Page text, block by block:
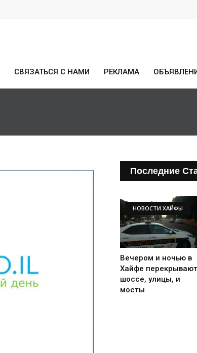
СВЯЗАТЬСЯ С НАМИ РЕКЛАМА
Последние
НОВОСТИ ХАЙФЫ
Вечером и ночью в
Хайфе перекрывают
шоссе, улицы, и
мосты